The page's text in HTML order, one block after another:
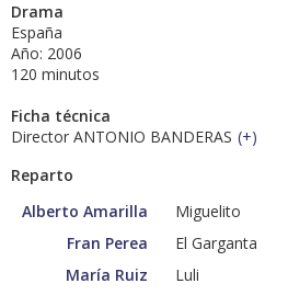
Drama
España
Año: 2006
120 minutos
Ficha técnica
Director ANTONIO BANDERAS (+)
Reparto
Alberto Amarilla
Miguelito
Fran Perea
El Garganta
María Ruiz
Luli